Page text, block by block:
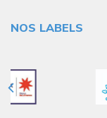
NOS LABELS